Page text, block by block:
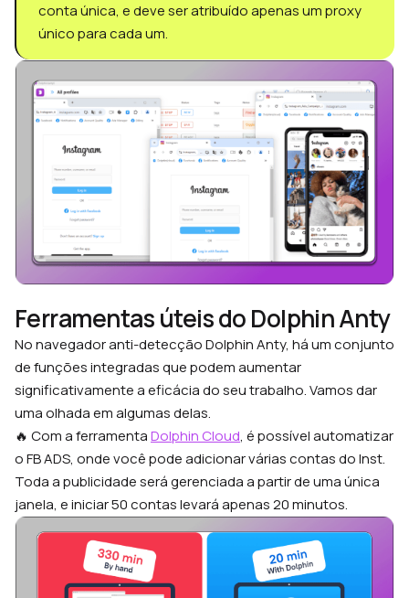
conta única, e deve ser atribuído apenas um proxy
único para cada um.
Ferramentas úteis do Dolphin Anty
No navegador anti-detecção Dolphin Anty, há um conjunto
de funções integradas que podem aumentar
significativamente a eficácia do seu trabalho. Vamos dar
uma olhada em algumas delas.
🔥 Com a ferramentaDolphin Cloud, é possível automatizar
o FB ADS, onde você pode adicionar várias contas do Inst.
Toda a publicidade será gerenciada a partir de uma única
janela, e iniciar 50 contas levará apenas 20 minutos.